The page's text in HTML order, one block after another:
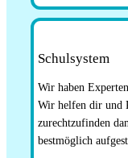
Schulsystem
Wir haben
Wir helfen dir und
zurechtzufinden
bestmöglich